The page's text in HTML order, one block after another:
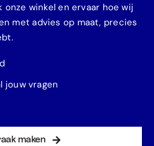
onze winkel en ervaar hoe wij
met advies op maat, precies
jouw vragen
maken